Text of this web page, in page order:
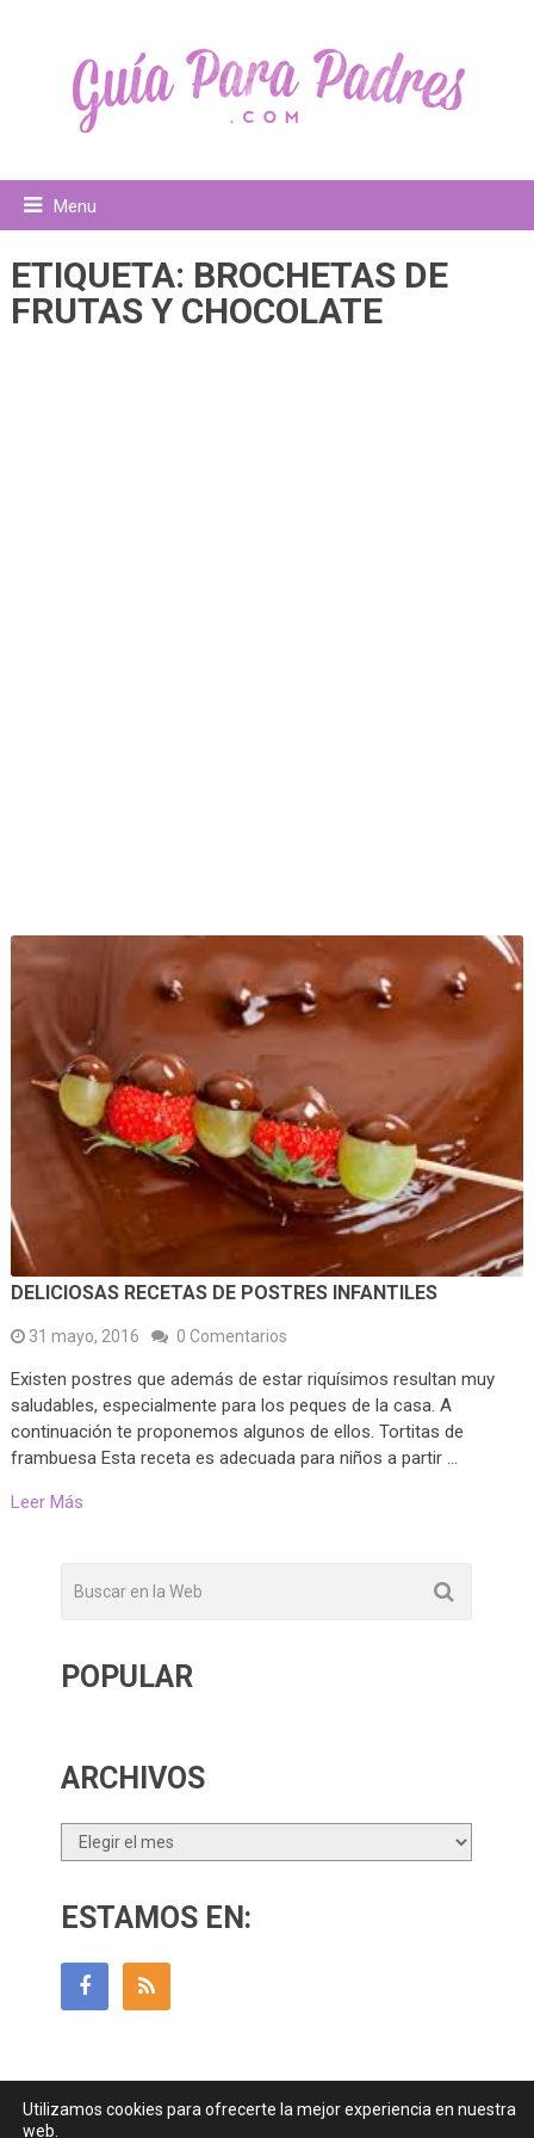
Menu
ETIQUETA: BROCHETAS DE
FRUTAS Y CHOCOLATE
DELICIOSAS RECETAS DE POSTRES INFANTILES
31 mayo, 2016 0 Comentarios
Existen postres que además de estar riquísimos resultan muy
saludables, especialmente para los peques de la casa. A
continuación te proponemos algunos de ellos. Tortitas de
frambuesa Esta receta es adecuada para niños a partir …
Leer Más
POPULAR
ARCHIVOS
Archivos
ESTAMOS EN:
Utilizamos cookies para ofrecerte la mejor experiencia en nuestra
web.